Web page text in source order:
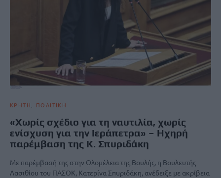
ΚΡΗΤΗ ΠΟΛΙΤΙΚΗ
«Χωρίς σχέδιο για τη ναυτιλία, χωρίς
ενίσχυση για την Ιεράπετρα» – Ηχηρή
παρέμβαση της Κ. Σπυριδάκη
Με παρέμβασή της στην Ολομέλεια της Βουλής, η Βουλευτής
Λασιθίου του ΠΑΣΟΚ, Κατερίνα Σπυριδάκη, ανέδειξε με ακρίβεια